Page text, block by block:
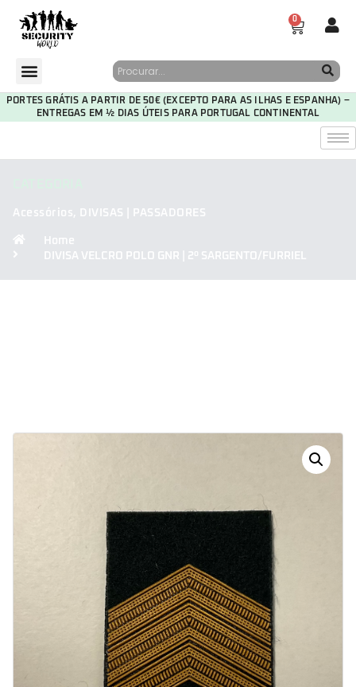
0
PORTES GRÁTIS A PARTIR DE 50€ (EXCEPTO PARA AS ILHAS E ESPANHA) –
ENTREGAS EM ½ DIAS ÚTEIS PARA PORTUGAL CONTINENTAL
Acessórios, DIVISAS | PASSADORES
Home
DIVISA VELCRO POLO GNR | 2º SARGENTO/FURRIEL